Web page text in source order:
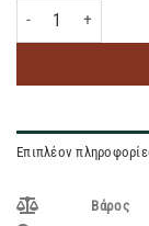
LEE KUM KEE
Επιπλέον
Βάρος